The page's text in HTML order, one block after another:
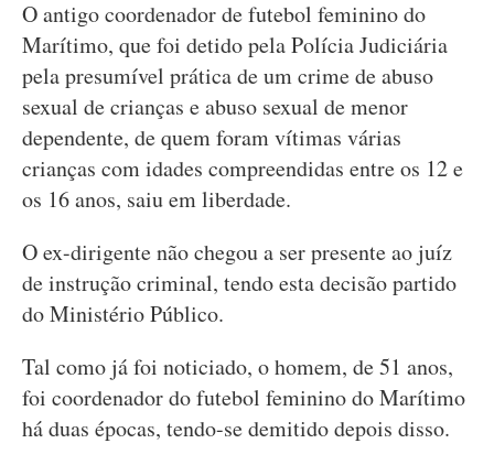
O antigo coordenador de futebol feminino do
Marítimo, que foi detido pela Polícia Judiciária
pela presumível prática de um crime de abuso
sexual de crianças e abuso sexual de menor
dependente, de quem foram vítimas várias
crianças com idades compreendidas entre os 12 e
os 16 anos, saiu em liberdade.
O ex-dirigente não chegou a ser presente ao juíz
de instrução criminal, tendo esta decisão partido
do Ministério Público.
Tal como já foi noticiado, o homem, de 51 anos,
foi coordenador do futebol feminino do Marítimo
há duas épocas, tendo-se demitido depois disso.